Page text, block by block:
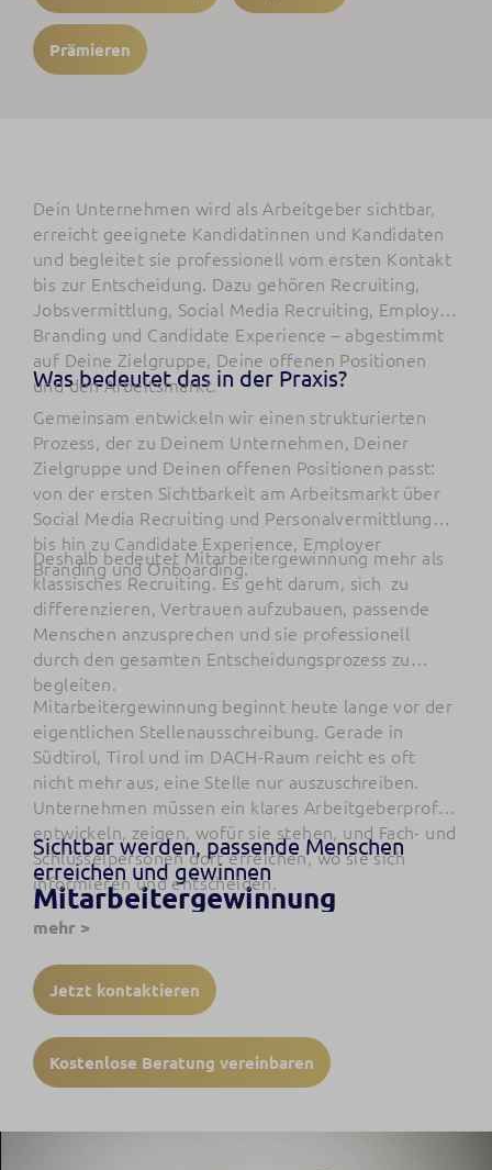
Prämieren
Mitarbeitergewinnung
Sichtbar werden, passende Menschen
erreichen und gewinnen
Mitarbeitergewinnung beginnt heute lange vor der
eigentlichen Stellenausschreibung. Gerade in
Südtirol, Tirol und im DACH-Raum reicht es oft
nicht mehr aus, eine Stelle nur auszuschreiben.
Unternehmen müssen ein klares Arbeitgeberprofil
entwickeln, zeigen, wofür sie stehen, und Fach- und
Schlüsselpersonen dort erreichen, wo sie sich
informieren und entscheiden.
Deshalb bedeutet Mitarbeitergewinnung mehr als
klassisches Recruiting. Es geht darum, sich zu
differenzieren, Vertrauen aufzubauen, passende
Menschen anzusprechen und sie professionell
durch den gesamten Entscheidungsprozess zu
begleiten.
Gemeinsam entwickeln wir einen strukturierten
Prozess, der zu Deinem Unternehmen, Deiner
Zielgruppe und Deinen offenen Positionen passt:
von der ersten Sichtbarkeit am Arbeitsmarkt über
Social Media Recruiting und Personalvermittlung
bis hin zu Candidate Experience, Employer
Branding und Onboarding.
Was bedeutet das in der Praxis?
Dein Unternehmen wird als Arbeitgeber sichtbar,
erreicht geeignete Kandidatinnen und Kandidaten
und begleitet sie professionell vom ersten Kontakt
bis zur Entscheidung. Dazu gehören Recruiting,
Jobsvermittlung, Social Media Recruiting, Employer
Branding und Candidate Experience – abgestimmt
auf Deine Zielgruppe, Deine offenen Positionen
und den Arbeitsmarkt.
mehr >
Jetzt kontaktieren
Kostenlose Beratung vereinbaren